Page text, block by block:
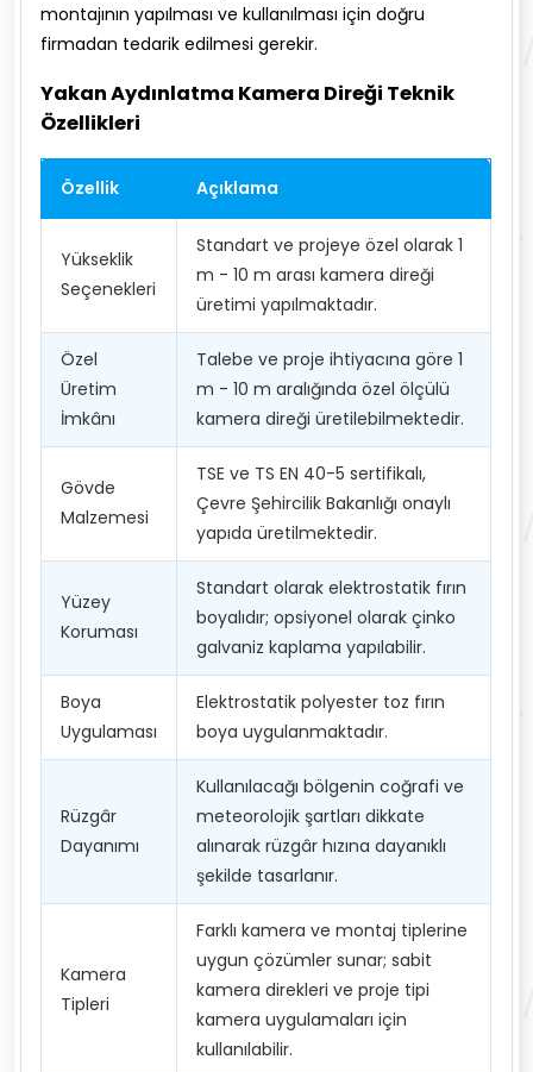
montajının yapılması ve kullanılması için doğru
firmadan tedarik edilmesi gerekir.
Yakan Aydınlatma Kamera Direği Teknik
Özellikleri
Özellik Açıklama
Yükseklik
Seçenekleri
Standart ve projeye özel olarak 1
m - 10 m arası kamera direği
üretimi yapılmaktadır.
Özel
Üretim
İmkânı
Talebe ve proje ihtiyacına göre 1
m - 10 m aralığında özel ölçülü
kamera direği üretilebilmektedir.
Gövde
Malzemesi
TSE ve TS EN 40-5 sertifikalı,
Çevre Şehircilik Bakanlığı onaylı
yapıda üretilmektedir.
Yüzey
Koruması
Standart olarak elektrostatik fırın
boyalıdır; opsiyonel olarak çinko
galvaniz kaplama yapılabilir.
Boya
Uygulaması
Elektrostatik polyester toz fırın
boya uygulanmaktadır.
Rüzgâr
Dayanımı
Kullanılacağı bölgenin coğrafi ve
meteorolojik şartları dikkate
alınarak rüzgâr hızına dayanıklı
şekilde tasarlanır.
Kamera
Tipleri
Farklı kamera ve montaj tiplerine
uygun çözümler sunar; sabit
kamera direkleri ve proje tipi
kamera uygulamaları için
kullanılabilir.